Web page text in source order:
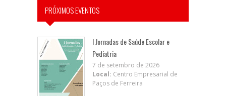
PRÓXIMOS EVENTOS
I Jornadas de Saúde Escolar e
Pediatria
7 de setembro de 2026
Local: Centro Empresarial de
Paços de Ferreira